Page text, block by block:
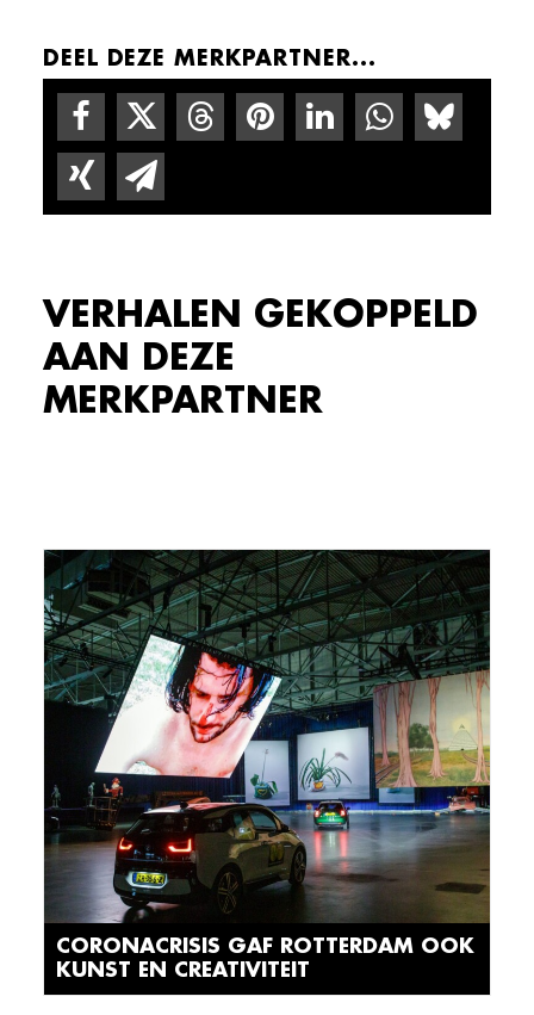
DEEL DEZE MERKPARTNER...
VERHALEN GEKOPPELD
AAN DEZE
MERKPARTNER
CORONACRISIS GAF ROTTERDAM OOK
KUNST EN CREATIVITEIT